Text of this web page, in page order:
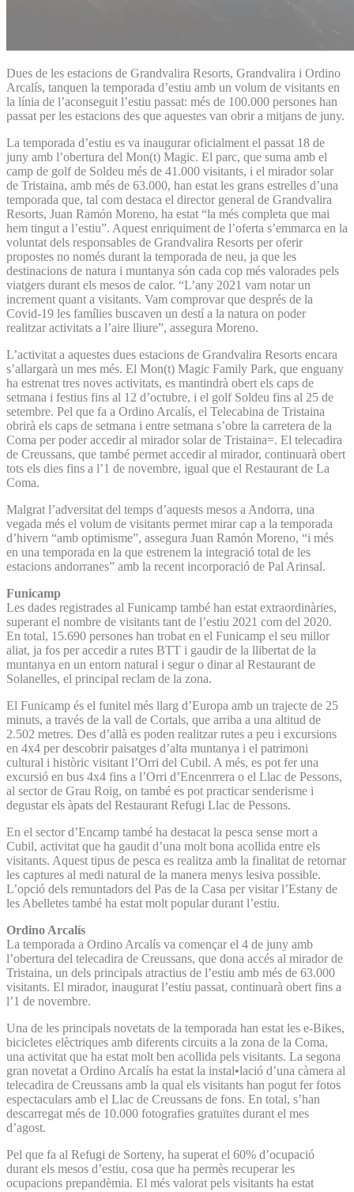
Dues de les estacions de Grandvalira Resorts, Grandvalira i Ordino
Arcalís, tanquen la temporada d’estiu amb un volum de visitants en
la línia de l’aconseguit l’estiu passat: més de 100.000 persones han
passat per les estacions des que aquestes van obrir a mitjans de juny.
La temporada d’estiu es va inaugurar oficialment el passat 18 de
juny amb l’obertura del Mon(t) Magic. El parc, que suma amb el
camp de golf de Soldeu més de 41.000 visitants, i el mirador solar
de Tristaina, amb més de 63.000, han estat les grans estrelles d’una
temporada que, tal com destaca el director general de Grandvalira
Resorts, Juan Ramón Moreno, ha estat “la més completa que mai
hem tingut a l’estiu”. Aquest enriquiment de l’oferta s’emmarca en la
voluntat dels responsables de Grandvalira Resorts per oferir
propostes no només durant la temporada de neu, ja que les
destinacions de natura i muntanya són cada cop més valorades pels
viatgers durant els mesos de calor. “L’any 2021 vam notar un
increment quant a visitants. Vam comprovar que després de la
Covid-19 les famílies buscaven un destí a la natura on poder
realitzar activitats a l’aire lliure”, assegura Moreno.
L’activitat a aquestes dues estacions de Grandvalira Resorts encara
s’allargarà un mes més. El Mon(t) Magic Family Park, que enguany
ha estrenat tres noves activitats, es mantindrà obert els caps de
setmana i festius fins al 12 d’octubre, i el golf Soldeu fins al 25 de
setembre. Pel que fa a Ordino Arcalís, el Telecabina de Tristaina
obrirà els caps de setmana i entre setmana s’obre la carretera de la
Coma per poder accedir al mirador solar de Tristaina=. El telecadira
de Creussans, que també permet accedir al mirador, continuarà obert
tots els dies fins a l’1 de novembre, igual que el Restaurant de La
Coma.
Malgrat l’adversitat del temps d’aquests mesos a Andorra, una
vegada més el volum de visitants permet mirar cap a la temporada
d’hivern “amb optimisme”, assegura Juan Ramón Moreno, “i més
en una temporada en la que estrenem la integració total de les
estacions andorranes” amb la recent incorporació de Pal Arinsal.
Funicamp
Les dades registrades al Funicamp també han estat extraordinàries,
superant el nombre de visitants tant de l’estiu 2021 com del 2020.
En total, 15.690 persones han trobat en el Funicamp el seu millor
aliat, ja fos per accedir a rutes BTT i gaudir de la llibertat de la
muntanya en un entorn natural i segur o dinar al Restaurant de
Solanelles, el principal reclam de la zona.
El Funicamp és el funitel més llarg d’Europa amb un trajecte de 25
minuts, a través de la vall de Cortals, que arriba a una altitud de
2.502 metres. Des d’allà es poden realitzar rutes a peu i excursions
en 4x4 per descobrir paisatges d’alta muntanya i el patrimoni
cultural i històric visitant l’Orri del Cubil. A més, es pot fer una
excursió en bus 4x4 fins a l’Orri d’Encenrrera o el Llac de Pessons,
al sector de Grau Roig, on també es pot practicar senderisme i
degustar els àpats del Restaurant Refugi Llac de Pessons.
En el sector d’Encamp també ha destacat la pesca sense mort a
Cubil, activitat que ha gaudit d’una molt bona acollida entre els
visitants. Aquest tipus de pesca es realitza amb la finalitat de retornar
les captures al medi natural de la manera menys lesiva possible.
L’opció dels remuntadors del Pas de la Casa per visitar l’Estany de
les Abelletes també ha estat molt popular durant l’estiu.
Ordino Arcalís
La temporada a Ordino Arcalís va començar el 4 de juny amb
l’obertura del telecadira de Creussans, que dona accés al mirador de
Tristaina, un dels principals atractius de l’estiu amb més de 63.000
visitants. El mirador, inaugurat l’estiu passat, continuarà obert fins a
l’1 de novembre.
Una de les principals novetats de la temporada han estat les e-Bikes,
bicicletes elèctriques amb diferents circuits a la zona de la Coma,
una activitat que ha estat molt ben acollida pels visitants. La segona
gran novetat a Ordino Arcalís ha estat la instal•lació d’una càmera al
telecadira de Creussans amb la qual els visitants han pogut fer fotos
espectaculars amb el Llac de Creussans de fons. En total, s’han
descarregat més de 10.000 fotografies gratuïtes durant el mes
d’agost.
Pel que fa al Refugi de Sorteny, ha superat el 60% d’ocupació
durant els mesos d’estiu, cosa que ha permès recuperar les
ocupacions prepandèmia. El més valorat pels visitants ha estat